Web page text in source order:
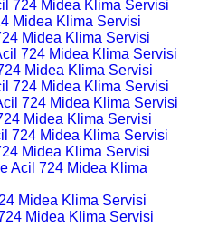
724 Midea Klima Servisi
Midea Klima Servisi
Midea Klima Servisi
724 Midea Klima Servisi
Midea Klima Servisi
724 Midea Klima Servisi
724 Midea Klima Servisi
Midea Klima Servisi
724 Midea Klima Servisi
Midea Klima Servisi
Acil 724 Midea Klima
Midea Klima Servisi
Midea Klima Servisi